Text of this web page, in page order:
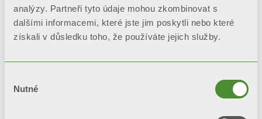
analýzy. Partneři tyto údaje mohou zkombinovat s
dalšími informacemi, které jste jim poskytli nebo které
získali v důsledku toho, že používáte jejich služby.
souhlasu
Nutné
Nedochází ke změně vzhledu díky
dvojitému nátěru laku: anaforézní
a práškový